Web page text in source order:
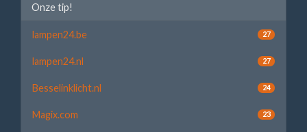
Onze tip!
lampen24.be 27
lampen24.nl 27
Besselinklicht.nl 24
Magix.com 23